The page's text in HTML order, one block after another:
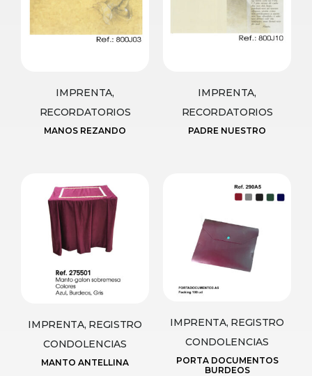
IMPRENTA,
RECORDATORIOS
MANOS REZANDO
IMPRENTA,
RECORDATORIOS
PADRE NUESTRO
IMPRENTA, REGISTRO
CONDOLENCIAS
MANTO ANTELLINA
IMPRENTA, REGISTRO
CONDOLENCIAS
PORTA DOCUMENTOS
BURDEOS